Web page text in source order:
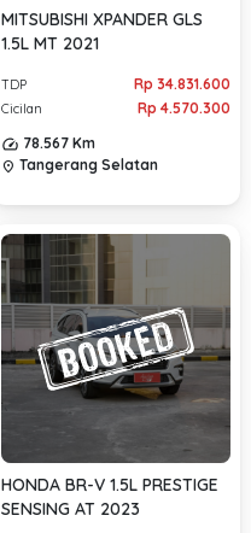
MITSUBISHI XPANDER GLS
1.5L MT 2021
TDP Rp 34.831.600
Cicilan
Rp 4.570.300
78.567 Km
location_on Tangerang Selatan
HONDA BR-V 1.5L PRESTIGE
SENSING AT 2023